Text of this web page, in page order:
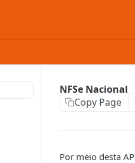
NFSe Nacional
Copy Page
Por meio desta